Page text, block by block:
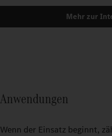
Mehr zur
Anwendungen
Wenn der Einsatz beginnt,